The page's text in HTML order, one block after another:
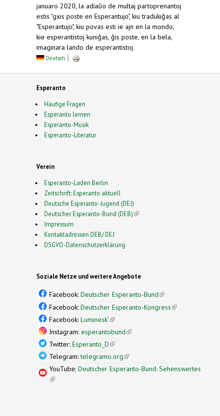
januaro 2020, la adiaŭo de multaj partoprenantoj
estis "gxis poste en Esperantujo", kiu tradukiĝas al
"Esperantujo", kiu povas esti ie ajn en la mondo,
kie esperantistoj kuniĝas, ĝis poste, en la bela,
imaginara lando de esperantistoj.
Deutsch
Esperanto
Häufige Fragen
Esperanto lernen
Esperanto-Musik
Esperanto-Literatur
Verein
Esperanto-Laden Berlin
Zeitschrift: Esperanto aktuell
Deutsche Esperanto-Jugend (DEJ)
Deutscher Esperanto-Bund (DEB)(link is external)
Impressum
Kontaktadressen DEB/ DEJ
DSGVO-Datenschutzerklärung
Soziale Netze und weitere Angebote
Facebook: Deutscher Esperanto-Bund(link is
external)
Facebook: Deutscher Esperanto-Kongress(link is
Facebook: Luminesk'(link is external)
Instagram: esperantobund(link is external)
Twitter: Esperanto_D(link is external)
Telegram:telegramo.org(link is external)
YouTube: Deutscher Esperanto-Bund: Sehenswertes
(link is external)